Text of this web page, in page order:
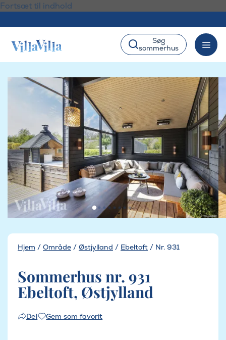
Fortsæt til indhold
Søg
sommerhus
Hjem / Område / Østjylland / Ebeltoft / Nr. 931
Sommerhus nr. 931
Ebeltoft, Østjylland
Del Gem som favorit